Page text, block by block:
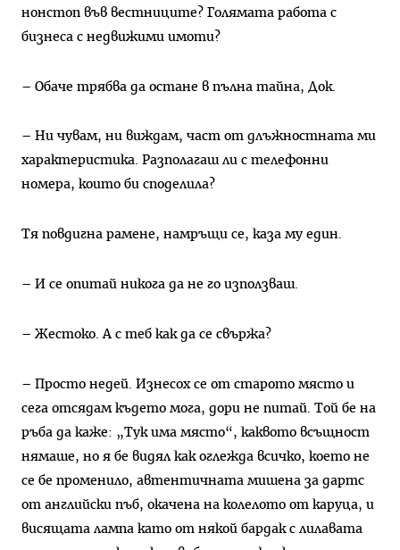
нонстоп във вестниците? Голямата работа с
бизнеса с недвижими имоти?
– Обаче трябва да остане в пълна тайна, Док.
– Ни чувам, ни виждам, част от длъжностната ми
характеристика. Разполагаш ли с телефонни
номера, които би споделила?
Тя повдигна рамене, намръщи се, каза му един.
– И се опитай никога да не го използваш.
– Жестоко. А с теб как да се свържа?
– Просто недей. Изнесох се от старото място и
сега отсядам където мога, дори не питай. Той бе на
ръба да каже: „Тук има място“, каквото всъщност
нямаше, но я бе видял как оглежда всичко, което не
се бе променило, автентичната мишена за дартс
от английски пъб, окачена на колелото от каруца, и
висящата лампа като от някой бардак с лилавата